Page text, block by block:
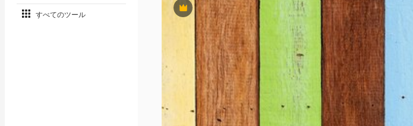
すべてのツール
Premium